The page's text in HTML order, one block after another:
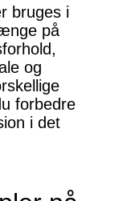
bruges i
på
og
forbedre
i det